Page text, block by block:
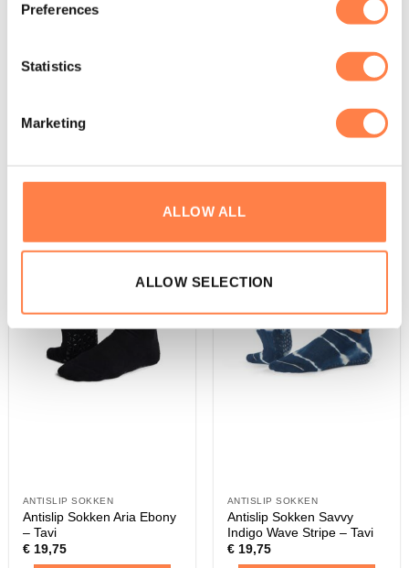
Preferences
Statistics
Marketing
ALLOW ALL
ALLOW SELECTION
De hoogwaardige actieve kleding en accessoires zijn
alle activiteiten. Bij Tavi gaat design en functie hand in
hand. Het merk richt zich op stijlen die ja van studio naar
Andere suggesties…
ANTISLIP SOKKEN
Antislip Sokken Aria Ebony
– Tavi
€19,75
ANTISLIP SOKKEN
Antislip Sokken Savvy
Indigo Wave Stripe – Tavi
€19,75